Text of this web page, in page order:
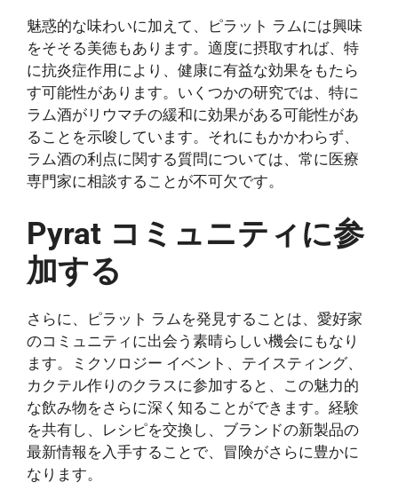
魅惑的な味わいに加えて、ピラット ラムには興味
をそそる美徳もあります。適度に摂取すれば、特
に抗炎症作用により、健康に有益な効果をもたら
す可能性があります。いくつかの研究では、特に
ラム酒がリウマチの緩和に効果がある可能性があ
ることを示唆しています。それにもかかわらず、
ラム酒の利点に関する質問については、常に医療
専門家に相談することが不可欠です。
Pyrat コミュニティに参
加する
さらに、ピラット ラムを発見することは、愛好家
のコミュニティに出会う素晴らしい機会にもなり
ます。ミクソロジー イベント、テイスティング、
カクテル作りのクラスに参加すると、この魅力的
な飲み物をさらに深く知ることができます。経験
を共有し、レシピを交換し、ブランドの新製品の
最新情報を入手することで、冒険がさらに豊かに
なります。